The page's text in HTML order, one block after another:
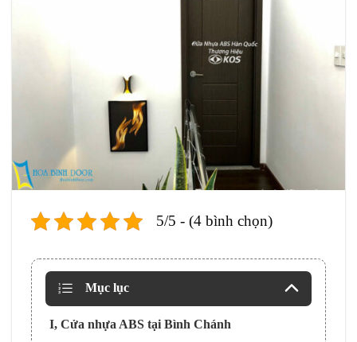
5/5 - (4 bình chọn)
Mục lục
I, Cửa nhựa ABS tại Bình Chánh